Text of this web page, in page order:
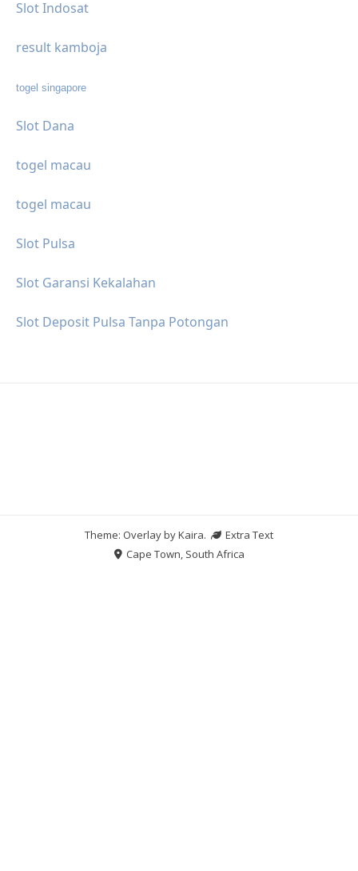
Slot Indosat
result kamboja
togel singapore
Slot Dana
togel macau
togel macau
Slot Pulsa
Slot Garansi Kekalahan
Slot Deposit Pulsa Tanpa Potongan
Theme: Overlay byKaira.
Extra Text
Cape Town, South Africa